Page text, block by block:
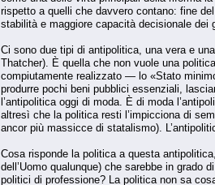
rispetto a quelli che davvero contano: fine
stabilità e maggiore capacità decisionale dei
Ci sono due tipi di antipolitica, una vera e
Thatcher). È quella che non vuole una
compiutamente realizzato — lo «Stato
produrre pochi beni pubblici essenziali,
l’antipolitica oggi di moda. È di moda
altresì che la politica resti l’impicciona di
ancor più massicce di statalismo).
Cosa risponde la politica a questa
dell’Uomo qualunque) che sarebbe in
politici di professione? La politica non sa